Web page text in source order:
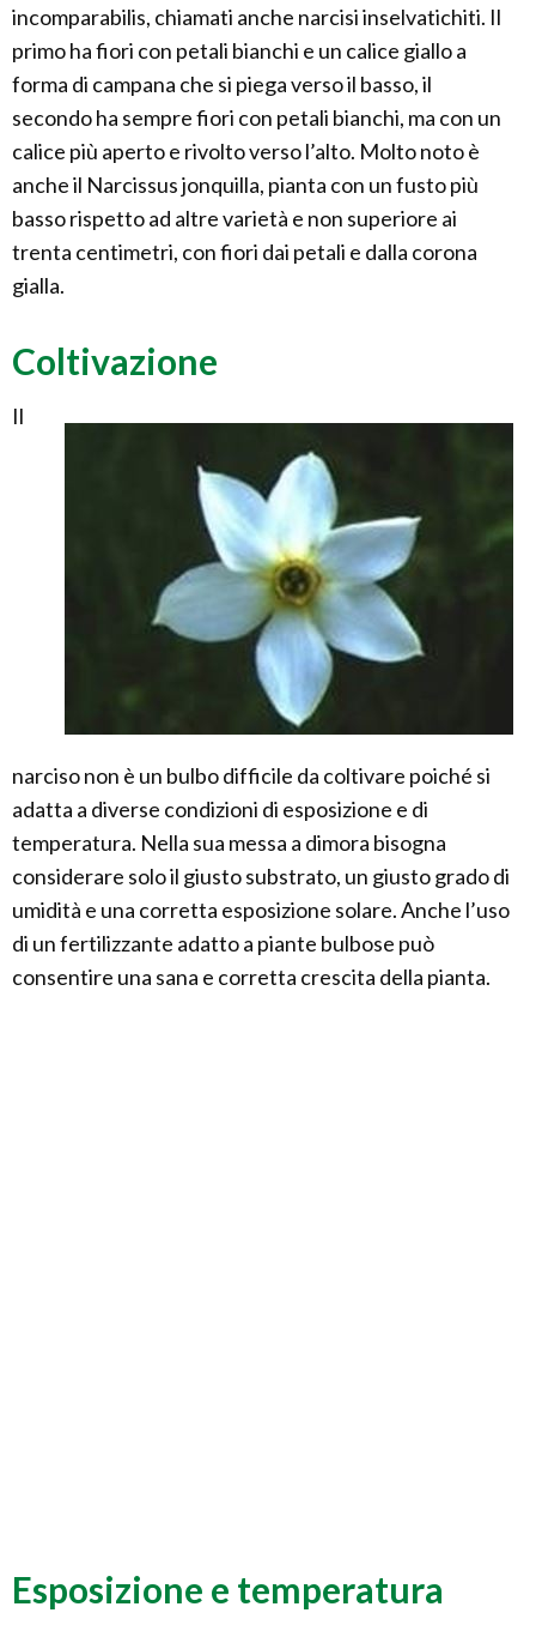
incomparabilis, chiamati anche narcisi inselvatichiti. Il
primo ha fiori con petali bianchi e un calice giallo a
forma di campana che si piega verso il basso, il
secondo ha sempre fiori con petali bianchi, ma con un
calice più aperto e rivolto verso l’alto. Molto noto è
anche il Narcissus jonquilla, pianta con un fusto più
basso rispetto ad altre varietà e non superiore ai
trenta centimetri, con fiori dai petali e dalla corona
gialla.
Coltivazione
Il
narciso non è un bulbo difficile da coltivare poiché si
adatta a diverse condizioni di esposizione e di
temperatura. Nella sua messa a dimora bisogna
considerare solo il giusto substrato, un giusto grado di
umidità e una corretta esposizione solare. Anche l’uso
di un fertilizzante adatto a piante bulbose può
consentire una sana e corretta crescita della pianta.
Esposizione e temperatura